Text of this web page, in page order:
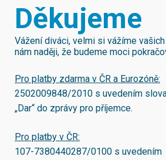
Děkujeme
Vážení diváci, velmi si vážíme
nám naději, že budeme moci
Pro platby zdarma v ČR a Eurozóně:
2502009848/2010 s uvedením
„Dar“ do zprávy pro příjemce.
Pro platby v ČR:
107-7380440287/0100 s uvedením